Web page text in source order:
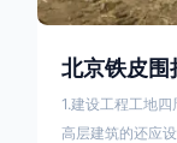
北京铁皮围
1.建设工程工地
高层建筑的还应